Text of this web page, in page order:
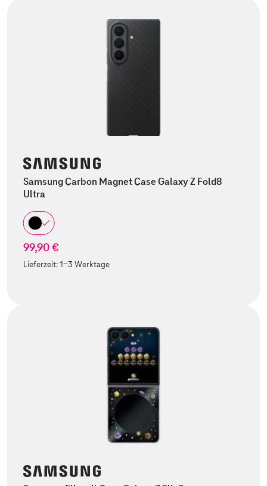
Samsung Carbon Magnet Case Galaxy Z Fold8
Ultra
99,90 €
Lieferzeit:1-3 Werktage